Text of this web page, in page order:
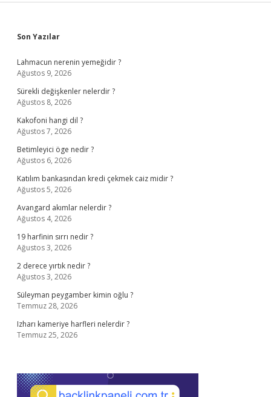
Sidebar
Son Yazılar
Lahmacun nerenin yemeğidir ?
Ağustos 9, 2026
Sürekli değişkenler nelerdir ?
Ağustos 8, 2026
Kakofoni hangi dil ?
Ağustos 7, 2026
Betimleyici öge nedir ?
Ağustos 6, 2026
Katılım bankasından kredi çekmek caiz midir ?
Ağustos 5, 2026
Avangard akımlar nelerdir ?
Ağustos 4, 2026
19 harfinin sırrı nedir ?
Ağustos 3, 2026
2 derece yırtık nedir ?
Ağustos 3, 2026
Süleyman peygamber kimin oğlu ?
Temmuz 28, 2026
Izharı kameriye harfleri nelerdir ?
Temmuz 25, 2026